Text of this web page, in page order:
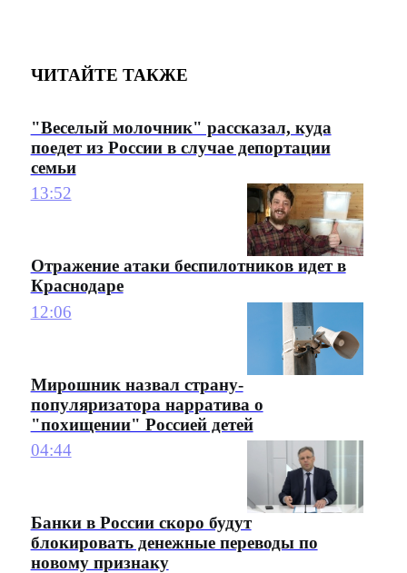
ЧИТАЙТЕ ТАКЖЕ
"Веселый молочник" рассказал, куда
поедет из России в случае депортации
семьи
13:52
Отражение атаки беспилотников идет в
Краснодаре
12:06
Мирошник назвал страну-
популяризатора нарратива о
"похищении" Россией детей
04:44
Банки в России скоро будут
блокировать денежные переводы по
новому признаку